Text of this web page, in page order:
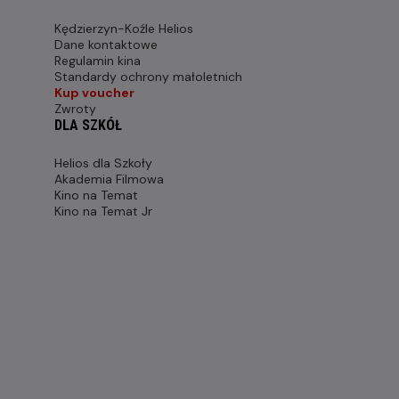
Kędzierzyn-Koźle Helios
Dane kontaktowe
Regulamin kina
Standardy ochrony małoletnich
Kup voucher
Zwroty
DLA SZKÓŁ
Helios dla Szkoły
Akademia Filmowa
Kino na Temat
Kino na Temat Jr